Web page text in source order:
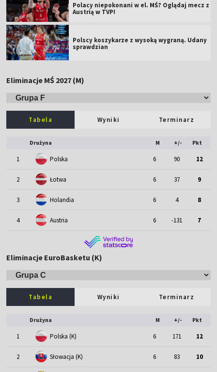
Polacy niepokonani w el. MŚ? Oglądaj mecz z
Austrią w TVP!
Polscy koszykarze z wysoką wygraną. Udany
sprawdzian
Eliminacje MŚ 2027 (M)
Tabela Wyniki Terminarz
Drużyna M +/- Pkt
1 Polska 6 90 12
2 Łotwa 6 37 9
3 Holandia 6 4 8
4 Austria 6 -131 7
Eliminacje EuroBasketu (K)
Tabela Wyniki Terminarz
Drużyna M +/- Pkt
1 Polska (K) 6 171 12
2 Słowacja (K) 6 83 10